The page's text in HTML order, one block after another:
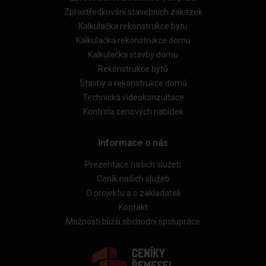
Zprostředkování stavebních zakázek
Kalkulačka rekonstrukce bytu
Kalkulačka rekonstrukce domu
Kalkulačka stavby domu
Rekonstrukce bytů
Stavby a rekonstrukce domů
Technická videokonzultace
Kontrola cenových nabídek
Informace o nás
Prezentace našich služeb
Ceník našich služeb
O projektu a o zakladateli
Kontakt
Možnosti bližší obchodní spolupráce